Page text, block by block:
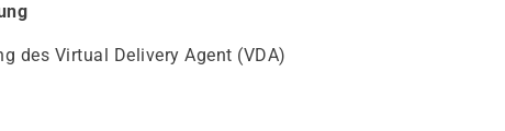
des Virtual Delivery Agent (VDA)